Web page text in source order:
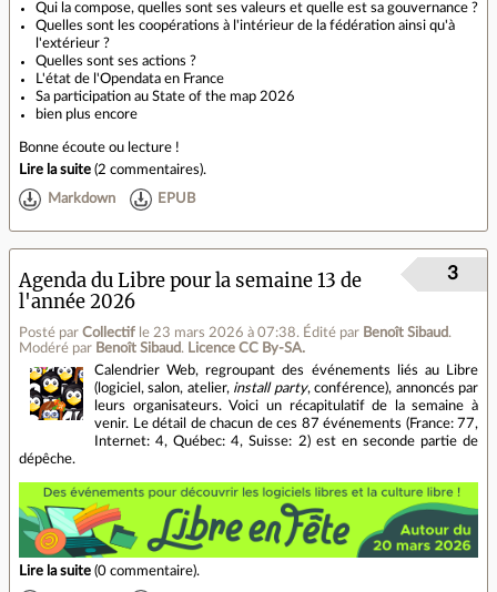
Qui la compose, quelles sont ses valeurs et quelle est sa gouvernance ?
Quelles sont les coopérations à l'intérieur de la fédération ainsi qu'à
l'extérieur ?
Quelles sont ses actions ?
L'état de l'Opendata en France
Sa participation au State of the map 2026
bien plus encore
Bonne écoute ou lecture !
Lire la suite (2 commentaires).
Markdown EPUB
Agenda du Libre pour la semaine 13 de
l'année 2026
Posté par Collectif le 23 mars 2026 à 07:38. Édité par Benoît Sibaud.
Modéré par Benoît Sibaud. Licence CC By‑SA.
3
Calendrier Web, regroupant des événements liés au Libre
(logiciel, salon, atelier, install party, conférence), annoncés par
leurs organisateurs. Voici un récapitulatif de la semaine à
venir. Le détail de chacun de ces 87 événements (France: 77,
Internet: 4, Québec: 4, Suisse: 2) est en seconde partie de
dépêche.
Lire la suite (0 commentaire).